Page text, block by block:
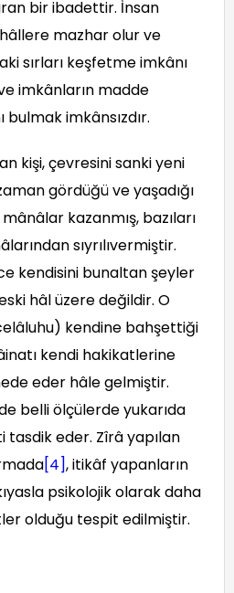
bir ibadettir. İnsan
mazhar olur ve
sırları keşfetme imkânı
imkânların madde
bulmak imkânsızdır.
kişi, çevresini sanki yeni
gördüğü ve yaşadığı
kazanmış, bazıları
sıyrılıvermiştir.
kendisini bunaltan şeyler
hâl üzere değildir. O
kendine bahşettiği
kendi hakikatlerine
eder hâle gelmiştir.
belli ölçülerde yukarıda
tasdik eder. Zîrâ yapılan
[4], itikâf yapanların
psikolojik olarak daha
olduğu tespit edilmiştir.